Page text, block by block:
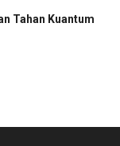
Tahan Kuantum